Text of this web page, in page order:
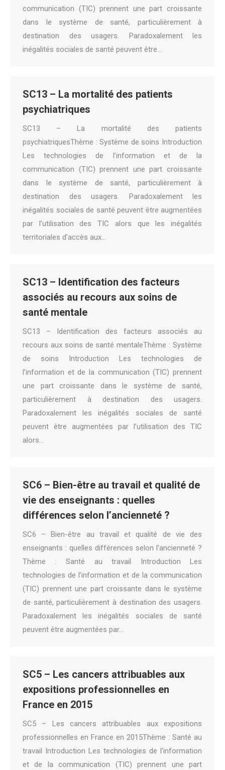
communication (TIC) prennent une part croissante
dans le système de santé, particulièrement à
destination des usagers. Paradoxalement les
inégalités sociales de santé peuvent être…
SC13 – La mortalité des patients
psychiatriques
SC13 – La mortalité des patients
psychiatriquesThème : Système de soins Introduction
Les technologies de l’information et de la
communication (TIC) prennent une part croissante
dans le système de santé, particulièrement à
destination des usagers. Paradoxalement les
inégalités sociales de santé peuvent être augmentées
par l’utilisation des TIC alors que les inégalités
territoriales d’accès aux…
SC13 – Identification des facteurs
associés au recours aux soins de
santé mentale
SC13 – Identification des facteurs associés au
recours aux soins de santé mentaleThème : Système
de soins Introduction Les technologies de
l’information et de la communication (TIC) prennent
une part croissante dans le système de santé,
particulièrement à destination des usagers.
Paradoxalement les inégalités sociales de santé
peuvent être augmentées par l’utilisation des TIC
alors…
SC6 – Bien-être au travail et qualité de
vie des enseignants : quelles
différences selon l’ancienneté ?
SC6 – Bien-être au travail et qualité de vie des
enseignants : quelles différences selon l’ancienneté ?
Thème : Santé au travail Introduction Les
technologies de l’information et de la communication
(TIC) prennent une part croissante dans le système
de santé, particulièrement à destination des usagers.
Paradoxalement les inégalités sociales de santé
peuvent être augmentées par…
SC5 – Les cancers attribuables aux
expositions professionnelles en
France en 2015
SC5 – Les cancers attribuables aux expositions
professionnelles en France en 2015Thème : Santé au
travail Introduction Les technologies de l’information
et de la communication (TIC) prennent une part